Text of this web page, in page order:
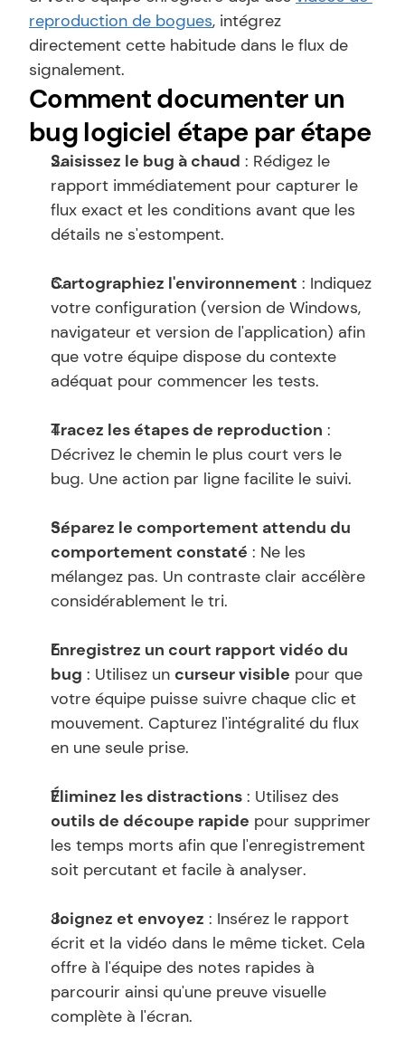
reproduction de bogues, intégrez
directement cette habitude dans le flux de
signalement.
Comment documenter un
bug logiciel étape par étape
Saisissez le bug à chaud : Rédigez le
rapport immédiatement pour capturer le
flux exact et les conditions avant que les
détails ne s'estompent.
Cartographiez l'environnement : Indiquez
votre configuration (version de Windows,
navigateur et version de l'application) afin
que votre équipe dispose du contexte
adéquat pour commencer les tests.
Tracez les étapes de reproduction :
Décrivez le chemin le plus court vers le
bug. Une action par ligne facilite le suivi.
Séparez le comportement attendu du
comportement constaté : Ne les
mélangez pas. Un contraste clair accélère
considérablement le tri.
Enregistrez un court rapport vidéo du
bug : Utilisez un curseur visible pour que
votre équipe puisse suivre chaque clic et
mouvement. Capturez l'intégralité du flux
en une seule prise.
Éliminez les distractions
outils de découpe rapide pour supprimer
les temps morts afin que l'enregistrement
soit percutant et facile à analyser.
Joignez et envoyez : Insérez le rapport
écrit et la vidéo dans le même ticket. Cela
offre à l'équipe des notes rapides à
parcourir ainsi qu'une preuve visuelle
complète à l'écran.